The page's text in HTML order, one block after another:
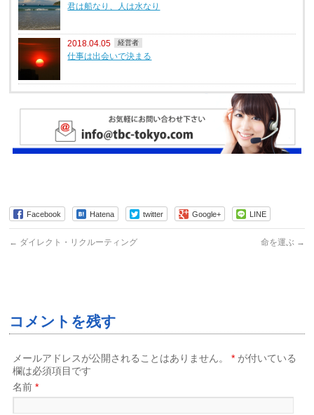
君は船なり、人は水なり
2018.04.05 経営者
仕事は出会いで決まる
Facebook Hatena twitter Google+ LINE
← ダイレクト・リクルーティング 命を運ぶ →
コメントを残す
メールアドレスが公開されることはありません。 * が付いている
欄は必須項目です
名前*